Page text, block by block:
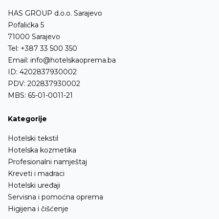
Svadbene stolice
Stolići
Podmetači za stolice
Hotelski setovi sa kuhalom i kuhala
Aparati za točenje i hlađenje sokova
Osvježivači prostora i mirisi
Aparati za čišćenje cipela i kreme
Kante za otpatke
Kante za reciklirani otpad
Garderobni ormari
Stubovi i barijere
Stalci za presvlačenje
Ofingeri
Ostalo
Visokotlačni perači - topla voda
HAS GROUP d.o.o. Sarajevo
Pofalićka 5
71000 Sarajevo
Tel: +387 33 500 350
Email: info@hotelskaoprema.ba
ID: 4202837930002
PDV: 202837930002
MBS: 65-01-0011-21
Kategorije
Hotelski tekstil
Hotelska kozmetika
Profesionalni namještaj
Kreveti i madraci
Hotelski uređaji
Servisna i pomoćna oprema
Higijena i čišćenje